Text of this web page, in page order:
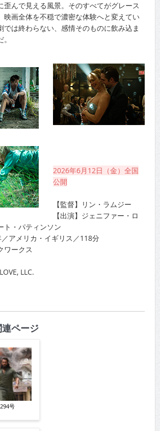
歪んで見える風景。そのすべてがグレース
映画全体を不穏で濃密な体験へと変えてい
では終わらない、感情そのものに飲み込ま
2026年6月12日（金）全国
公開
【監督】リン・ラムジー
【出演】ジェニファー・ロ
ト・パティンソン
／アメリカ・イギリス／118分
ワークス
LLC.
ページ
号